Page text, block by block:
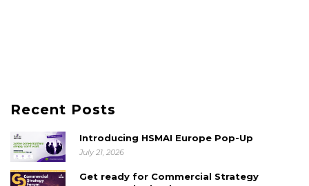
Recent Posts
Introducing HSMAI Europe Pop-Up
July 21, 2026
Get ready for Commercial Strategy